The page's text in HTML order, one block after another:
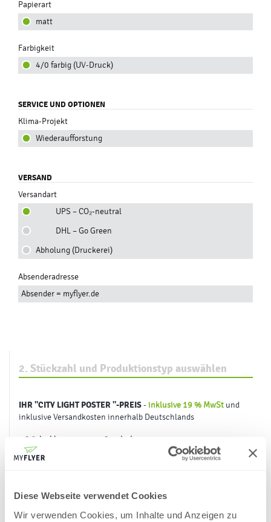
Diese Webseite verwendet Cookies
Wir verwenden Cookies, um Inhalte und Anzeigen zu
Papierart
matt
Farbigkeit
4/0 farbig (UV-Druck)
SERVICE UND OPTIONEN
Klima-Projekt
Wiederaufforstung
VERSAND
Versandart
UPS – CO₂-neutral
DHL – Go Green
Abholung (Druckerei)
Absenderadresse
Absender = myflyer.de
2. Stückzahl und Produktionstyp auswählen
IHR "CITY LIGHT POSTER "-PREIS - inklusive 19 % MwSt und
inklusive Versandkosten innerhalb Deutschlands
Stückzahl Standard
1